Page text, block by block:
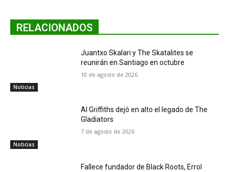
RELACIONADOS
Noticias
Juantxo Skalari y The Skatalites se
reunirán en Santiago en octubre
10 de agosto de 2026
Noticias
Al Griffiths dejó en alto el legado de The
Gladiators
7 de agosto de 2026
Fallece fundador de Black Roots, Errol